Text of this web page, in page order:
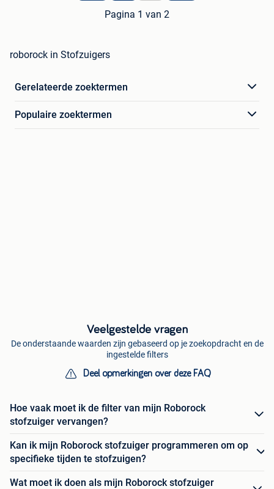
Pagina 1 van 2
roborock in Stofzuigers
Gerelateerde zoektermen
Populaire zoektermen
Veelgestelde vragen
De onderstaande waarden zijn gebaseerd op je zoekopdracht en de
ingestelde filters
Deel opmerkingen over deze FAQ
Hoe vaak moet ik de filter van mijn Roborock
stofzuiger vervangen?
Kan ik mijn Roborock stofzuiger programmeren om op
specifieke tijden te stofzuigen?
Wat moet ik doen als mijn Roborock stofzuiger